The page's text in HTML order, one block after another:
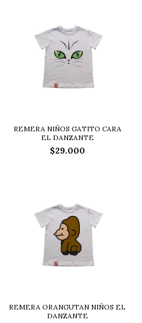
REMERA NIÑOS GATITO CARA
EL DANZANTE
$29.000
REMERA ORANGUTAN NIÑOS EL
DANZANTE